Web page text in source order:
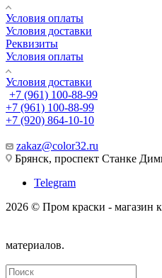
Условия оплаты
Условия доставки
Реквизиты
Условия оплаты
Условия доставки
+7 (961) 100-88-99
+7 (961) 100-88-99
+7 (920) 864-10-10
zakaz@color32.ru
Брянск, проспект Станке
Telegram
2026 © Пром краски - магазин